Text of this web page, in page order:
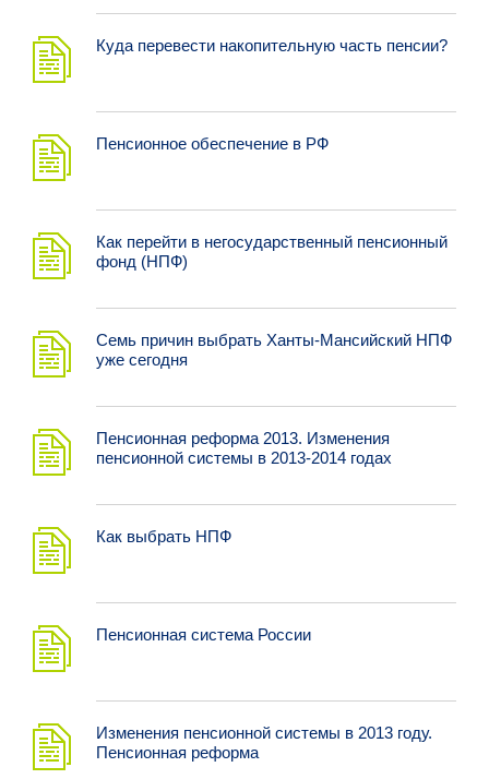
Куда перевести накопительную часть пенсии?
Пенсионное обеспечение в РФ
Как перейти в негосударственный пенсионный
фонд (НПФ)
Семь причин выбрать Ханты-Мансийский НПФ
уже сегодня
Пенсионная реформа 2013. Изменения
пенсионной системы в 2013-2014 годах
Как выбрать НПФ
Пенсионная система России
Изменения пенсионной системы в 2013 году.
Пенсионная реформа